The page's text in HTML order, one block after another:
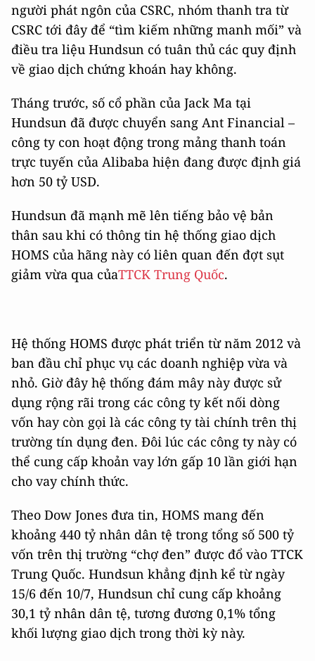
người phát ngôn của CSRC, nhóm thanh tra từ
CSRC tới đây để “tìm kiếm những manh mối” và
điều tra liệu Hundsun có tuân thủ các quy định
về giao dịch chứng khoán hay không.
Tháng trước, số cổ phần của Jack Ma tại
Hundsun đã được chuyển sang Ant Financial –
công ty con hoạt động trong mảng thanh toán
trực tuyến của Alibaba hiện đang được định giá
hơn 50 tỷ USD.
Hundsun đã mạnh mẽ lên tiếng bảo vệ bản
thân sau khi có thông tin hệ thống giao dịch
HOMS của hãng này có liên quan đến đợt sụt
giảm vừa qua củaTTCK Trung Quốc.
Hệ thống HOMS được phát triển từ năm 2012 và
ban đầu chỉ phục vụ các doanh nghiệp vừa và
nhỏ. Giờ đây hệ thống đám mây này được sử
dụng rộng rãi trong các công ty kết nối dòng
vốn hay còn gọi là các công ty tài chính trên thị
trường tín dụng đen. Đôi lúc các công ty này có
thể cung cấp khoản vay lớn gấp 10 lần giới hạn
cho vay chính thức.
Theo Dow Jones đưa tin, HOMS mang đến
khoảng 440 tỷ nhân dân tệ trong tổng số 500 tỷ
vốn trên thị trường “chợ đen” được đổ vào TTCK
Trung Quốc. Hundsun khẳng định kể từ ngày
15/6 đến 10/7, Hundsun chỉ cung cấp khoảng
30,1 tỷ nhân dân tệ, tương đương 0,1% tổng
khối lượng giao dịch trong thời kỳ này.